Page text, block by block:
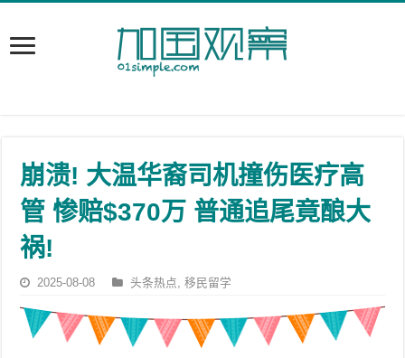
崩溃! 大温华裔司机撞伤医疗高
管 惨赔$370万 普通追尾竟酿大
祸!
2025-08-08 头条热点,移民留学